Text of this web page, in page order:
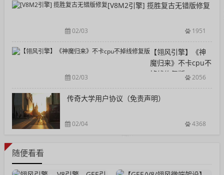
[V8M2引擎] 揽胜复古无错版修复
02/03 1951
【翎风引擎】《神
魔归来》不卡cpu不
掉线修复版
02/03 2056
传奇大学用户协议（免责声明）
02/04 4368
随便看看